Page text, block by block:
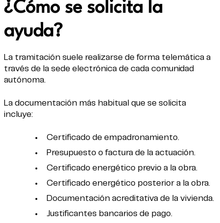
¿Cómo se solicita la
ayuda?
La tramitación suele realizarse de forma telemática a
través de la sede electrónica de cada comunidad
autónoma.
La documentación más habitual que se solicita
incluye:
Certificado de empadronamiento.
Presupuesto o factura de la actuación.
Certificado energético previo a la obra.
Certificado energético posterior a la obra.
Documentación acreditativa de la vivienda.
Justificantes bancarios de pago.